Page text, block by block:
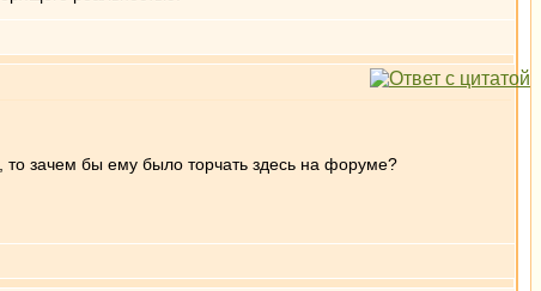
то зачем бы ему было торчать здесь на форуме?